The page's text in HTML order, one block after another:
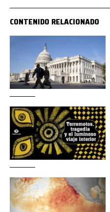
CONTENIDO RELACIONADO